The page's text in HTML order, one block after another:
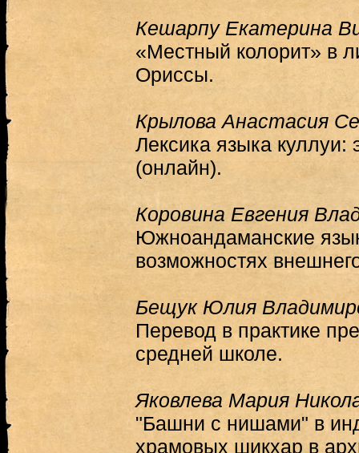
Кешарпу Екатерина
«Местный колорит» в
Ориссы.
Крылова Анастасия
Лексика языка куллуи:
(онлайн).
Коровина Евгения
Южноандаманские
возможностях
Бещук Юлия
Перевод в практике
средней школе.
Яковлева Мария
"Башни с нишами" в
храмовых шикхар в